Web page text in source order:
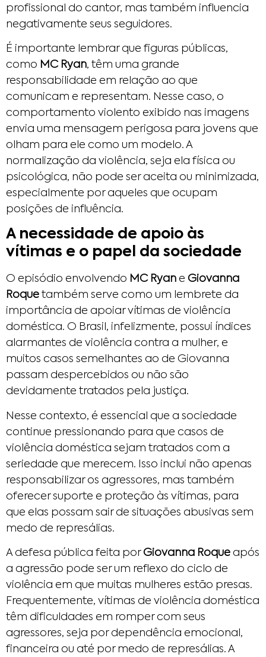
profissional do cantor, mas também influencia
negativamente seus seguidores.
É importante lembrar que figuras públicas,
como MC Ryan, têm uma grande
responsabilidade em relação ao que
comunicam e representam. Nesse caso, o
comportamento violento exibido nas imagens
envia uma mensagem perigosa para jovens que
olham para ele como um modelo. A
normalização da violência, seja ela física ou
psicológica, não pode ser aceita ou minimizada,
especialmente por aqueles que ocupam
posições de influência.
A necessidade de apoio às
vítimas e o papel da sociedade
O episódio envolvendo MC Ryan e Giovanna
Roque também serve como um lembrete da
importância de apoiar vítimas de violência
doméstica. O Brasil, infelizmente, possui índices
alarmantes de violência contra a mulher, e
muitos casos semelhantes ao de Giovanna
passam despercebidos ou não são
devidamente tratados pela justiça.
Nesse contexto, é essencial que a sociedade
continue pressionando para que casos de
violência doméstica sejam tratados com a
seriedade que merecem. Isso inclui não apenas
responsabilizar os agressores, mas também
oferecer suporte e proteção às vítimas, para
que elas possam sair de situações abusivas sem
medo de represálias.
A defesa pública feita por Giovanna Roque após
a agressão pode ser um reflexo do ciclo de
violência em que muitas mulheres estão presas.
Frequentemente, vítimas de violência doméstica
têm dificuldades em romper com seus
agressores, seja por dependência emocional,
financeira ou até por medo de represálias. A